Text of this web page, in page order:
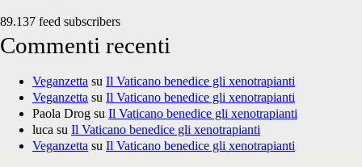
89.137 feed subscribers
Commenti recenti
Veganzetta su Il Vaticano benedice gli xenotrapianti
Veganzetta su Il Vaticano benedice gli xenotrapianti
Paola Drog su Il Vaticano benedice gli xenotrapianti
luca su Il Vaticano benedice gli xenotrapianti
Veganzetta su Il Vaticano benedice gli xenotrapianti